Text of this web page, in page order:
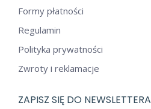
Formy płatności
Regulamin
Polityka prywatności
Zwroty i reklamacje
ZAPISZ SIĘ DO NEWSLETTERA